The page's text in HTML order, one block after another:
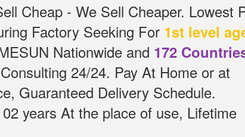
Cheap - We Sell Cheaper. Lowest
Factory Seeking For 1st level
Nationwide and 172
24/24. Pay At Home or at
Guaranteed Delivery Schedule.
years At the place of use, Lifetime